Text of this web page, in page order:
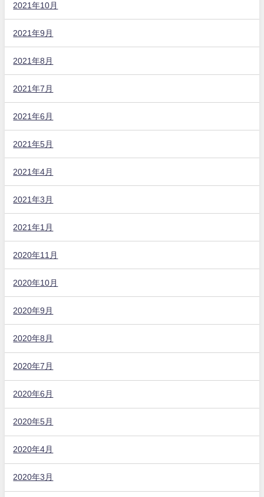
2021年10月
2021年9月
2021年8月
2021年7月
2021年6月
2021年5月
2021年4月
2021年3月
2021年1月
2020年11月
2020年10月
2020年9月
2020年8月
2020年7月
2020年6月
2020年5月
2020年4月
2020年3月